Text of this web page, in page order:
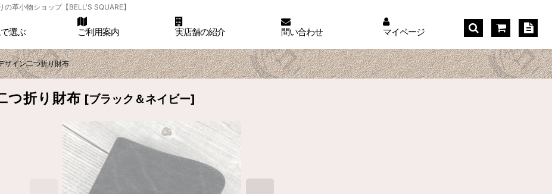
革小物ショップ【BELL'S SQUARE】
選ぶ ご利用案内 実店舗の紹介 問い合わせ マイページ
イン二つ折り財布
つ折り財布 [ブラック＆ネイビー]